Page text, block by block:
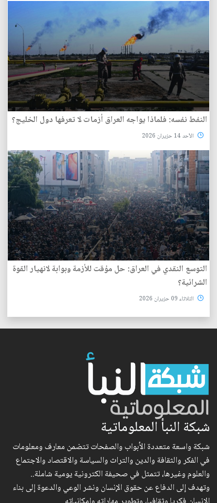
النفط نفسه: فلماذا يواجه العراق أزمات لا تعرفها دول الخليج؟
الأحد 14 حزيران 2026
التوسع النقدي في العراق: حل مؤقت للأزمة وبوابة لانهيار القوة
الشرائية؟
الثلاثاء 09 حزيران 2026
شبكة النبأ المعلوماتية
شبكة واسعة متعددة الأبواب والصفحات تتضمن معارف ومعلومات
في الفكر والثقافة والدين والتراث والسياسة والاقتصاد والاجتماع
والعلوم وغيرها، تتمثل في صحيفة الكترونية يومية شاملة..
وتهدف إلى الدفاع عن حقوق الإنسان ونشر الوعي والدعوة إلى بناء